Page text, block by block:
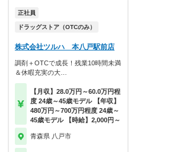
正社員
ドラッグストア（OTCのみ）
株式会社ツルハ 本八戸駅前店
調剤＋OTCで成長！残業10時間未満
＆休暇充実の大…
【月収】28.0万円～60.0万円程
度 24歳～45歳モデル 【年収】
480万円～700万円程度 24歳～
45歳モデル 【時給】2,000円～
青森県 八戸市